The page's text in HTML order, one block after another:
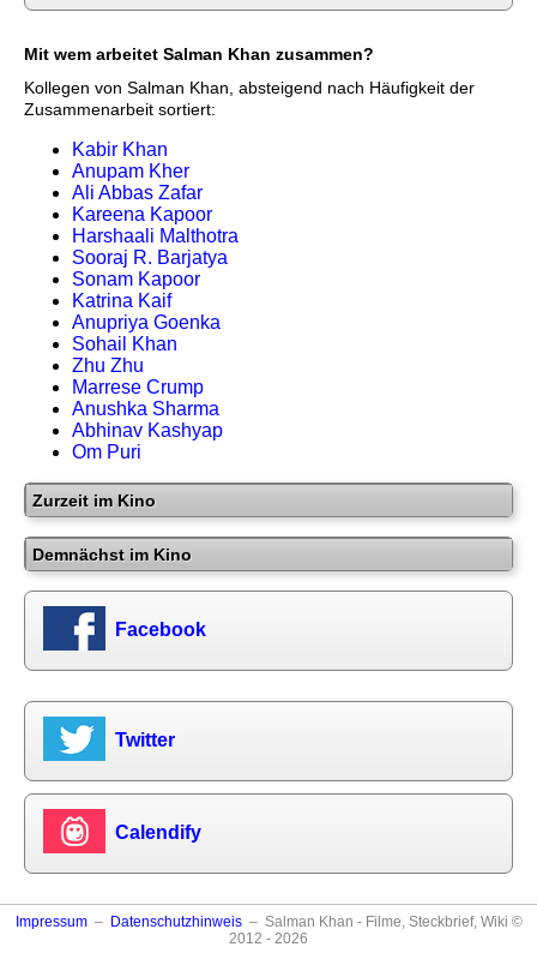
Mit wem arbeitet Salman Khan zusammen?
Kollegen von Salman Khan, absteigend nach Häufigkeit der
Zusammenarbeit sortiert:
Kabir Khan
Anupam Kher
Ali Abbas Zafar
Kareena Kapoor
Harshaali Malthotra
Sooraj R. Barjatya
Sonam Kapoor
Katrina Kaif
Anupriya Goenka
Sohail Khan
Zhu Zhu
Marrese Crump
Anushka Sharma
Abhinav Kashyap
Om Puri
Zurzeit im Kino
Demnächst im Kino
Facebook
Twitter
Calendify
Impressum– Datenschutzhinweis– Salman Khan - Filme, Steckbrief, Wiki ©
2012 - 2026